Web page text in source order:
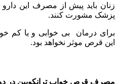
زنان باید پیش از مصرف این
پزشک مشورت کنند.
برای درمان بی خوابی و یا کم
این قرص موثر نخواهد بود.
مصرف قرص خواب ترانکوپین در